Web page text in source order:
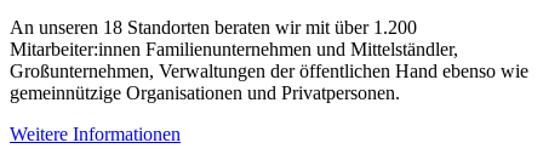
An unseren 18 Standorten beraten wir mit über 1.200
Mitarbeiter:innen Familienunternehmen und Mittelständler,
Großunternehmen, Verwaltungen der öffentlichen Hand ebenso wie
gemeinnützige Organisationen und Privatpersonen.
Weitere Informationen